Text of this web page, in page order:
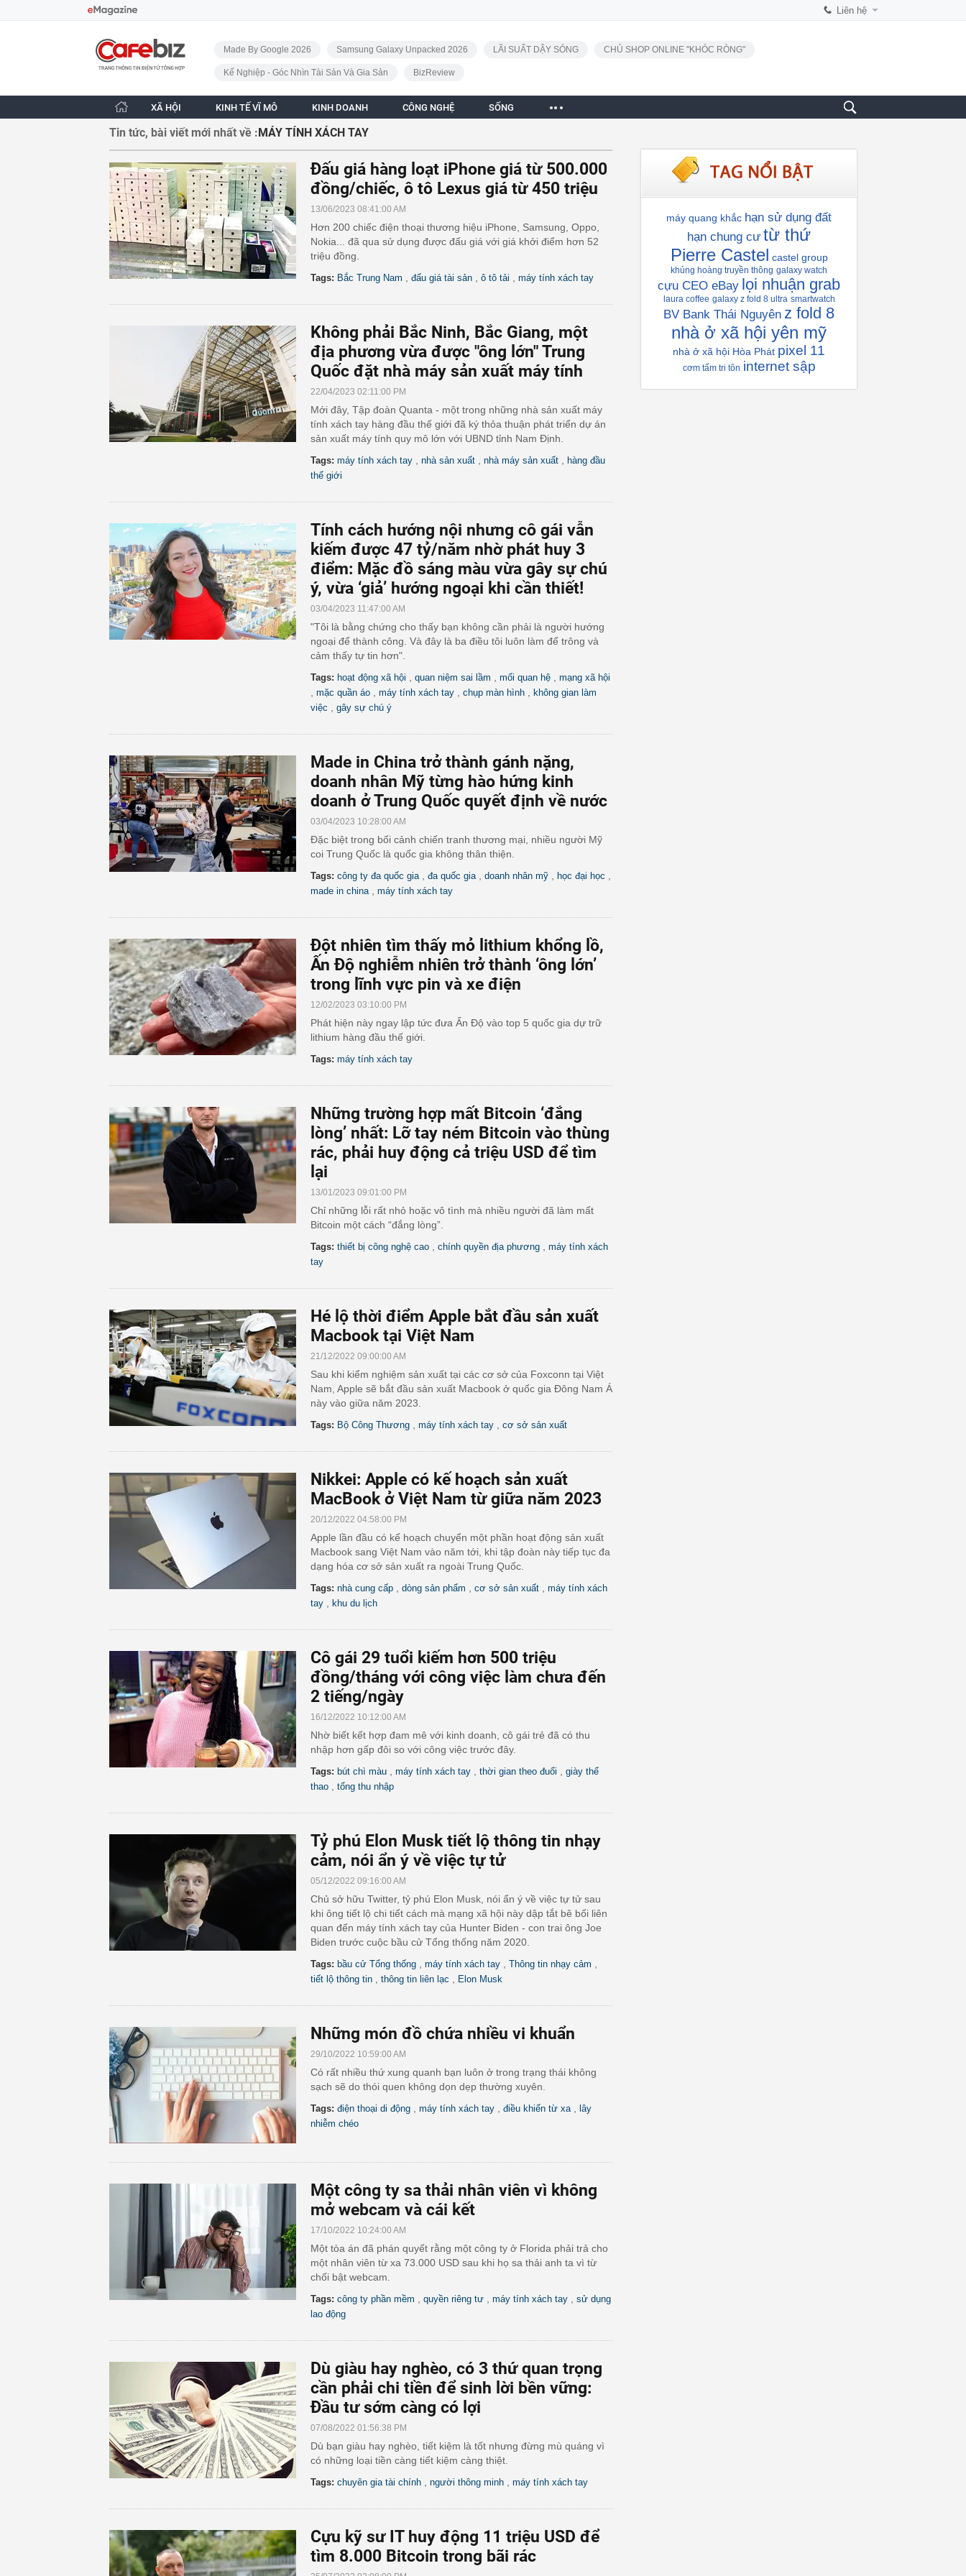
Liên hệ
CafeBiz - Trang chủ
Made By Google 2026
Samsung Galaxy Unpacked 2026 LÃI SUẤT DẬY SÓNG CHỦ SHOP ONLINE "KHÓC RÒNG"
Kế Nghiệp - Góc Nhìn Tài Sản Và Gia Sản BizReview
XÃ HỘI KINH TẾ VĨ MÔ KINH DOANH CÔNG NGHỆ SỐNG
Tin tức, bài viết mới nhất về :MÁY TÍNH XÁCH TAY
Đấu giá hàng loạt iPhone giá từ 500.000
đồng/chiếc, ô tô Lexus giá từ 450 triệu
13/06/2023 08:41:00 AM
Hơn 200 chiếc điện thoại thương hiệu iPhone, Samsung, Oppo,
Nokia... đã qua sử dụng được đấu giá với giá khởi điểm hơn 52
triệu đồng.
Tags: Bắc Trung Nam đấu giá tài sản ô tô tải máy tính xách tay
Không phải Bắc Ninh, Bắc Giang, một
địa phương vừa được "ông lớn" Trung
Quốc đặt nhà máy sản xuất máy tính
22/04/2023 02:11:00 PM
Mới đây, Tập đoàn Quanta - một trong những nhà sản xuất máy
tính xách tay hàng đầu thế giới đã ký thỏa thuận phát triển dự án
sản xuất máy tính quy mô lớn với UBND tỉnh Nam Định.
Tags: máy tính xách tay nhà sản xuất nhà máy sản xuất
hàng đầu
thế giới
Tính cách hướng nội nhưng cô gái vẫn
kiếm được 47 tỷ/năm nhờ phát huy 3
điểm: Mặc đồ sáng màu vừa gây sự chú
ý, vừa ‘giả’ hướng ngoại khi cần thiết!
03/04/2023 11:47:00 AM
"Tôi là bằng chứng cho thấy bạn không cần phải là người hướng
ngoại để thành công. Và đây là ba điều tôi luôn làm để trông và
cảm thấy tự tin hơn".
Tags: hoạt động xã hội quan niệm sai lầm mối quan hệ mạng xã hội
mặc quần áo máy tính xách tay chụp màn hình
không gian làm
việc
gây sự chú ý
Made in China trở thành gánh nặng,
doanh nhân Mỹ từng hào hứng kinh
doanh ở Trung Quốc quyết định về nước
03/04/2023 10:28:00 AM
Đặc biệt trong bối cảnh chiến tranh thương mại, nhiều người Mỹ
coi Trung Quốc là quốc gia không thân thiện.
Tags: công ty đa quốc gia đa quốc gia doanh nhân mỹ học đại học
made in china máy tính xách tay
Đột nhiên tìm thấy mỏ lithium khổng lồ,
Ấn Độ nghiễm nhiên trở thành ‘ông lớn’
trong lĩnh vực pin và xe điện
12/02/2023 03:10:00 PM
Phát hiện này ngay lập tức đưa Ấn Độ vào top 5 quốc gia dự trữ
lithium hàng đầu thế giới.
Tags: máy tính xách tay
Những trường hợp mất Bitcoin ‘đắng
lòng’ nhất: Lỡ tay ném Bitcoin vào thùng
rác, phải huy động cả triệu USD để tìm
lại
13/01/2023 09:01:00 PM
Chỉ những lỗi rất nhỏ hoặc vô tình mà nhiều người đã làm mất
Bitcoin một cách “đắng lòng”.
Tags: thiết bị công nghệ cao chính quyền địa phương
máy tính xách
tay
Hé lộ thời điểm Apple bắt đầu sản xuất
Macbook tại Việt Nam
21/12/2022 09:00:00 AM
Sau khi kiểm nghiệm sản xuất tại các cơ sở của Foxconn tại Việt
Nam, Apple sẽ bắt đầu sản xuất Macbook ở quốc gia Đông Nam Á
này vào giữa năm 2023.
Tags: Bộ Công Thương máy tính xách tay cơ sở sản xuất
Nikkei: Apple có kế hoạch sản xuất
MacBook ở Việt Nam từ giữa năm 2023
20/12/2022 04:58:00 PM
Apple lần đầu có kế hoạch chuyển một phần hoạt động sản xuất
Macbook sang Việt Nam vào năm tới, khi tập đoàn này tiếp tục đa
dạng hóa cơ sở sản xuất ra ngoài Trung Quốc.
Tags: nhà cung cấp dòng sản phẩm cơ sở sản xuất
máy tính xách
tay
khu du lịch
Cô gái 29 tuổi kiếm hơn 500 triệu
đồng/tháng với công việc làm chưa đến
2 tiếng/ngày
16/12/2022 10:12:00 AM
Nhờ biết kết hợp đam mê với kinh doanh, cô gái trẻ đã có thu
nhập hơn gấp đôi so với công việc trước đây.
Tags: bút chì màu máy tính xách tay thời gian theo đuổi
giày thể
thao
tổng thu nhập
Tỷ phú Elon Musk tiết lộ thông tin nhạy
cảm, nói ẩn ý về việc tự tử
05/12/2022 09:16:00 AM
Chủ sở hữu Twitter, tỷ phú Elon Musk, nói ẩn ý về việc tự tử sau
khi ông tiết lộ chi tiết cách mà mạng xã hội này dập tắt bê bối liên
quan đến máy tính xách tay của Hunter Biden - con trai ông Joe
Biden trước cuộc bầu cử Tổng thống năm 2020.
Tags: bầu cử Tổng thống máy tính xách tay Thông tin nhạy cảm
tiết lộ thông tin thông tin liên lạc Elon Musk
Những món đồ chứa nhiều vi khuẩn
29/10/2022 10:59:00 AM
Có rất nhiều thứ xung quanh bạn luôn ở trong trạng thái không
sạch sẽ do thói quen không dọn dẹp thường xuyên.
Tags: điện thoại di động máy tính xách tay điều khiển từ xa
lây
nhiễm chéo
Một công ty sa thải nhân viên vì không
mở webcam và cái kết
17/10/2022 10:24:00 AM
Một tòa án đã phán quyết rằng một công ty ở Florida phải trả cho
một nhân viên từ xa 73.000 USD sau khi họ sa thải anh ta vì từ
chối bật webcam.
Tags: công ty phần mềm quyền riêng tư máy tính xách tay
sử dụng
lao động
Dù giàu hay nghèo, có 3 thứ quan trọng
cần phải chi tiền để sinh lời bền vững:
Đầu tư sớm càng có lợi
07/08/2022 01:56:38 PM
Dù bạn giàu hay nghèo, tiết kiệm là tốt nhưng đừng mù quáng vì
có những loại tiền càng tiết kiệm càng thiệt.
Tags: chuyên gia tài chính người thông minh máy tính xách tay
Cựu kỹ sư IT huy động 11 triệu USD để
tìm 8.000 Bitcoin trong bãi rác
máy quang khắc hạn sử dụng đất
hạn chung cư từ thứ
Pierre Castel castel group
khủng hoàng truyền thông galaxy watch
cựu CEO eBay lọi nhuận grab
laura coffee galaxy z fold 8 ultra smartwatch
BV Bank Thái Nguyên z fold 8
nhà ở xã hội yên mỹ
nhà ở xã hội Hòa Phát pixel 11
cơm tấm tri tôn internet sập